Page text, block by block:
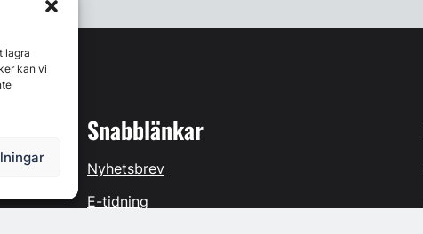
lagra
kan vi
Snabblänkar
Nyhetsbrev
E-tidning